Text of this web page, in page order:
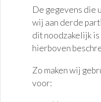
De gegevens die
wij aan derde
dit noodzakelijk
hierboven
Zo maken wij
voor: